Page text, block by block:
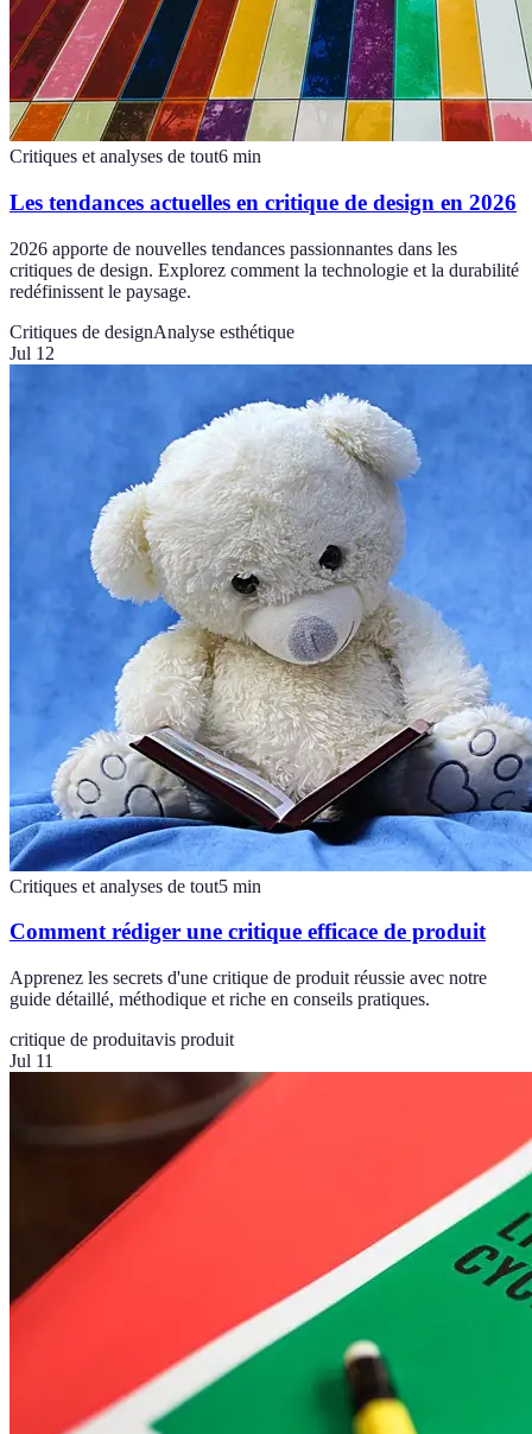
Critiques et analyses de tout6 min
Les tendances actuelles en critique de design en 2026
2026 apporte de nouvelles tendances passionnantes dans les
critiques de design. Explorez comment la technologie et la durabilité
redéfinissent le paysage.
Critiques de designAnalyse esthétique
Jul 12
Critiques et analyses de tout5 min
Comment rédiger une critique efficace de produit
Apprenez les secrets d'une critique de produit réussie avec notre
guide détaillé, méthodique et riche en conseils pratiques.
critique de produitavis produit
Jul 11